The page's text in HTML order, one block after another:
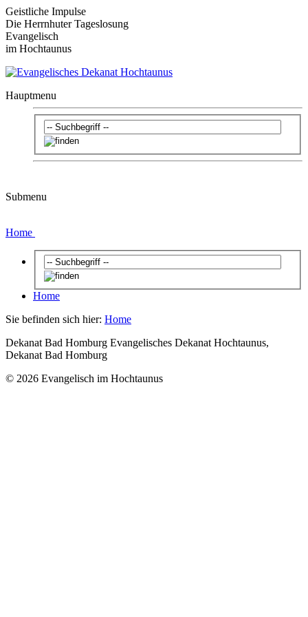
Geistliche Impulse
Die Herrnhuter Tageslosung
Evangelisch
im Hochtaunus
Hauptmenu
Submenu
Home
Home
Sie befinden sich hier: Home
Dekanat Bad Homburg Evangelisches Dekanat Hochtaunus,
Dekanat Bad Homburg
© 2026 Evangelisch im Hochtaunus